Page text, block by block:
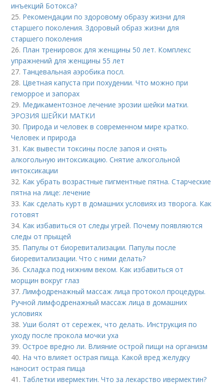
инъекций Ботокса?
25. Рекомендации по здоровому образу жизни для
старшего поколения. Здоровый образ жизни для
старшего поколения
26. План тренировок для женщины 50 лет. Комплекс
упражнений для женщины 55 лет
27. Танцевальная аэробика посл.
28. Цветная капуста при похудении. Что можно при
геморрое и запорах
29. Медикаментозное лечение эрозии шейки матки.
ЭРОЗИЯ ШЕЙКИ МАТКИ
30. Природа и человек в современном мире кратко.
Человек и природа
31. Как вывести токсины после запоя и снять
алкогольную интоксикацию. Снятие алкогольной
интоксикации
32. Как убрать возрастные пигментные пятна. Старческие
пятна на лице: лечение
33. Как сделать курт в домашних условиях из творога. Как
готовят
34. Как избавиться от следы угрей. Почему появляются
следы от прыщей
35. Папулы от биоревитализации. Папулы после
биоревитализации. Что с ними делать?
36.Складка под нижним веком. Как избавиться от
морщин вокруг глаз
37.Лимфодренажный массаж лица протокол процедуры.
Ручной лимфодренажный массаж лица в домашних
условиях
38.Уши болят от сережек, что делать. Инструкция по
уходу после прокола мочки уха
39.Острое вредно ли. Влияние острой пищи на организм
40. На что влияет острая пища. Какой вред желудку
наносит острая пища
41. Таблетки ивермектин. Что за лекарство ивермектин?